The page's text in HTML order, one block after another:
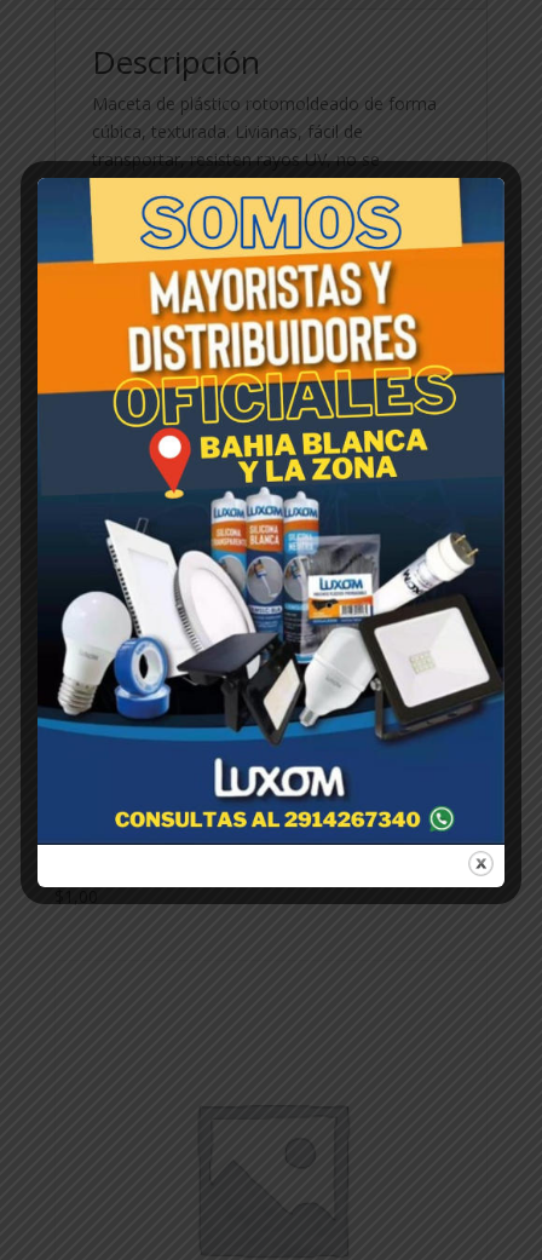
Descripción
Maceta de plástico rotomoldeado de forma
cúbica, texturada. Livianas, fácil de
transportar, resisten rayos UV, no se
Productos relacionados
Rotomoldeada CUBO Negra
25cm x 25 cm